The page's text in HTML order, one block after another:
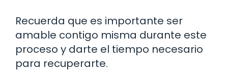
Recuerda que es importante ser
amable contigo misma durante este
proceso y darte el tiempo necesario
para recuperarte.